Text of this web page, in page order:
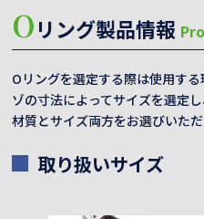
Oリング製品情報
Oリングを選定する際は使用す
ゾの寸法によってサイズを選定し
材質とサイズ両方をお選びいた
取り扱いサイズ